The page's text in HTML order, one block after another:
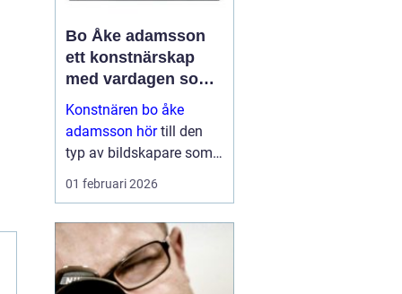
Bo Åke adamsson
ett konstnärskap
med vardagen som
scen
Konstnären bo åke
adamsson hörtill den
typ av bildskapare som
ofta upptäcks av en
galleriutställning eller
bland hundratals namn i
en webbutik. När blicken
01 februari 2026